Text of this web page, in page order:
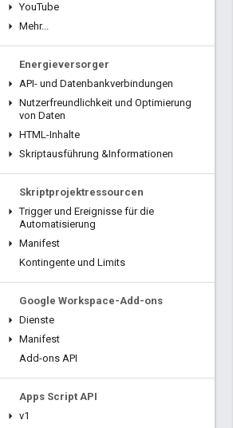
YouTube
Mehr...
Energieversorger
API- und Datenbankverbindungen
Nutzerfreundlichkeit und Optimierung
von Daten
HTML-Inhalte
Skriptausführung &Informationen
Skriptprojektressourcen
Trigger und Ereignisse für die
Automatisierung
Manifest
Kontingente und Limits
Google Workspace-Add-ons
Dienste
Manifest
Add-ons API
Apps Script API
v1